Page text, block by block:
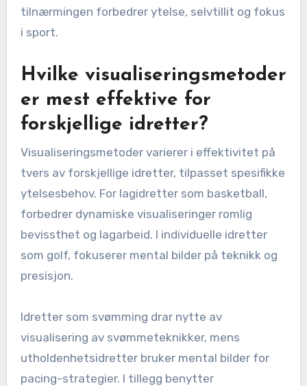
tilnærmingen forbedrer ytelse, selvtillit og fokus
i sport.
Hvilke visualiseringsmetoder
er mest effektive for
forskjellige idretter?
Visualiseringsmetoder varierer i effektivitet på
tvers av forskjellige idretter, tilpasset spesifikke
ytelsesbehov. For lagidretter som basketball,
forbedrer dynamiske visualiseringer romlig
bevissthet og lagarbeid. I individuelle idretter
som golf, fokuserer mental bilder på teknikk og
presisjon.
Idretter som svømming drar nytte av
visualisering av svømmeteknikker, mens
utholdenhetsidretter bruker mental bilder for
pacing-strategier. I tillegg benytter